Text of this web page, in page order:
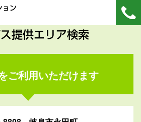
ョン
提供エリア検索
ご利用いただけます